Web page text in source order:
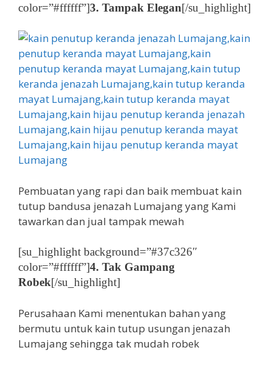
color=”#ffffff”]3. Tampak Elegan[/su_highlight]
Pembuatan yang rapi dan baik membuat kain
tutup bandusa jenazah Lumajang yang Kami
tawarkan dan jual tampak mewah
[su_highlight background=”#37c326″
color=”#ffffff”]4. Tak Gampang
Robek[/su_highlight]
Perusahaan Kami menentukan bahan yang
bermutu untuk kain tutup usungan jenazah
Lumajang sehingga tak mudah robek